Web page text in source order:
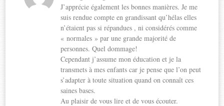
J’apprécie également les bonnes manières. Je me
suis rendue compte en grandissant qu’hélas elles
n’étaient pas si répandues , ni considérés comme
« normales » par une grande majorité de
personnes. Quel dommage!
Cependant j’assume mon éducation et je la
transmets à mes enfants car je pense que l’on peut
s’adapter à toute situation quand on connaît ces
saines bases.
Au plaisir de vous lire et de vous écouter.